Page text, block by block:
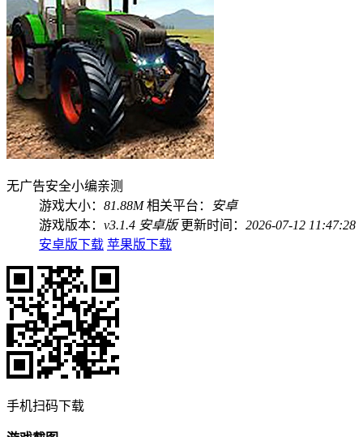
无广告安全小编亲测
游戏大小： 81.88M 相关平台：
安卓
游戏版本： v3.1.4 安卓版 更新时间： 2026-07-12 11:47:28
安卓版下载 苹果版下载
手机扫码下载